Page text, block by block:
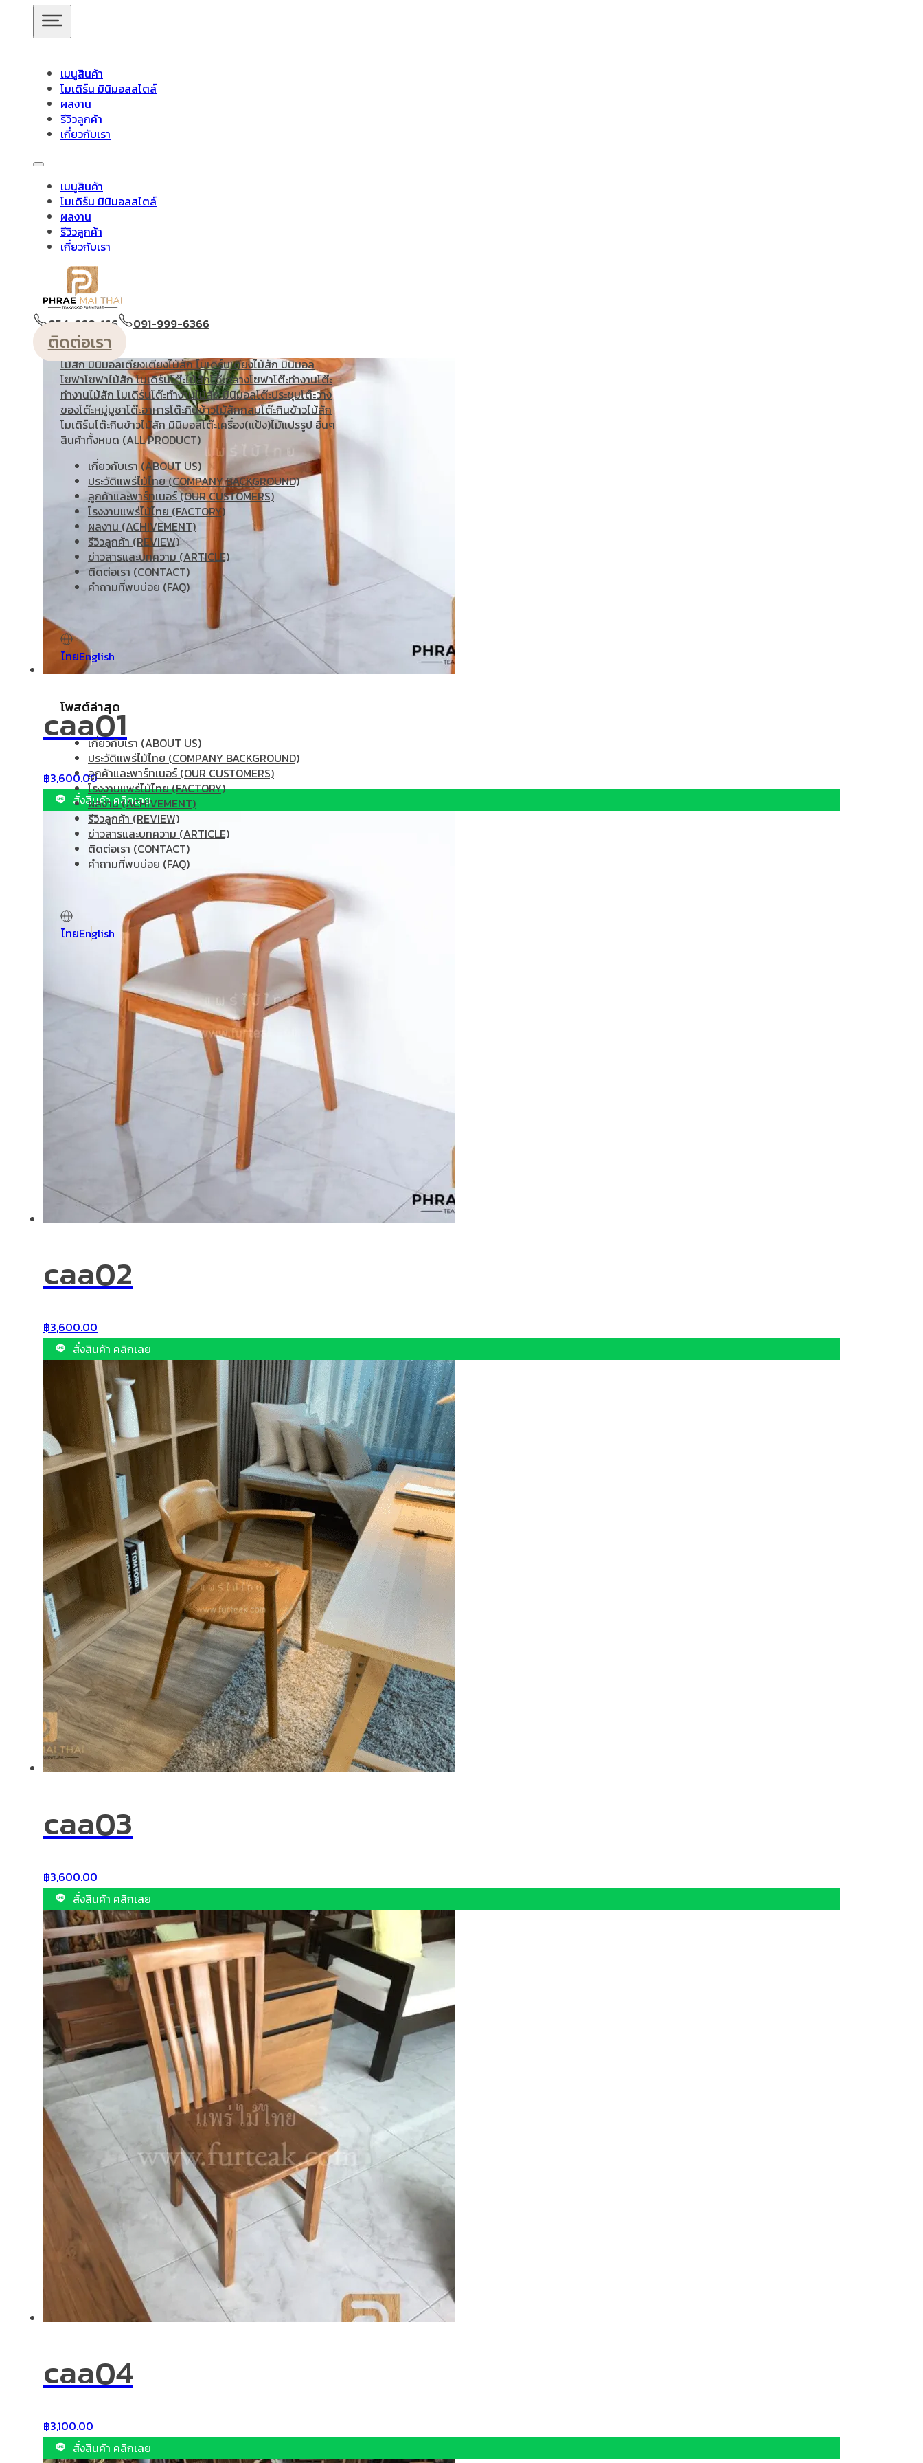
ข้ามไปยังเนื้อหาหลัก
เมนูสินค้า
โมเดิร์น มินิมอลสไตล์
ผลงาน
รีวิวลูกค้า
เกี่ยวกับเรา
เมนูสินค้า
โมเดิร์น มินิมอลสไตล์
ผลงาน
รีวิวลูกค้า
เกี่ยวกับเรา
054-660-166 091-999-6366
ติดต่อเรา
สินค้าของเรา
อัปเดตล่าสุด
วางของไม้สัก
ไม้แท้ชุดโต๊ะไม้สัก โมเดิร์น
โต๊ะอาหารตู้ตู้เสื้อผ้า
วางหนังสือตู้หัวเตียง ตู้โชว์ตู้โชว์ไม้สัก โมเดิร์น
โมเดิร์น
ประตูนิรภัยคู่ชองแสงประตูบานคู่
แกะสลักม้านั่งยาว
ไม้สัก มินิมอลเตียงเตียงไม้สัก โมเดิร์นเตียงไม้สัก มินิมอล
โซฟาโซฟาไม้สัก โมเดิร์นโต๊ะไม้สักโต๊ะกลางโซฟาโต๊ะทำงานโต๊ะ
ทํางานไม้สัก โมเดิร์นโต๊ะทำงานไม้สัก มินิมอลโต๊ะประชุมโต๊ะวาง
ของโต๊ะหมู่บูชาโต๊ะอาหารโต๊ะกินข้าวไม้สักกลมโต๊ะกินข้าวไม้สัก
โมเดิร์นโต๊ะกินข้าวไม้สัก มินิมอลโต๊ะเครื่อง(แป้ง)ไม้แปรรูป อื่นๆ
สินค้าทั้งหมด (ALL PRODUCT)
เกี่ยวกับเรา (ABOUT US)
ประวัติแพร่ไม้ไทย (COMPANY BACKGROUND)
ลูกค้าและพาร์ทเนอร์ (OUR CUSTOMERS)
โรงงานแพร่ไม้ไทย (FACTORY)
ผลงาน (ACHIVEMENT)
รีวิวลูกค้า (REVIEW)
ข่าวสารและบทความ (ARTICLE)
ติดต่อเรา (CONTACT)
คำถามที่พบบ่อย (FAQ)
English
ไทย
โพสต์ล่าสุด
เกี่ยวกับเรา (ABOUT US)
ประวัติแพร่ไม้ไทย (COMPANY BACKGROUND)
ลูกค้าและพาร์ทเนอร์ (OUR CUSTOMERS)
โรงงานแพร่ไม้ไทย (FACTORY)
ผลงาน (ACHIVEMENT)
รีวิวลูกค้า (REVIEW)
ข่าวสารและบทความ (ARTICLE)
ติดต่อเรา (CONTACT)
คำถามที่พบบ่อย (FAQ)
English
ไทย
เก้าอี้โมเดิร์น
Showing 1–16 of 53 results
caa01
฿3,600.00
สั่งสินค้า คลิกเลย
caa02
฿3,600.00
สั่งสินค้า คลิกเลย
caa03
฿3,600.00
สั่งสินค้า คลิกเลย
caa04
฿3,100.00
สั่งสินค้า คลิกเลย